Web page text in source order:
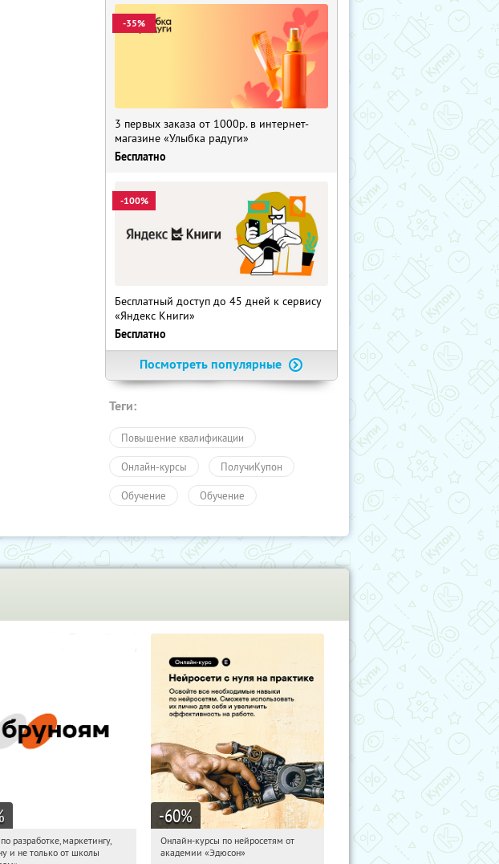
-35%
3 первых заказа от 1000р. в интернет-
магазине «Улыбка радуги»
Бесплатно
-100%
Бесплатный доступ до 45 дней к сервису
«Яндекс Книги»
Бесплатно
Посмотреть популярные
Теги:
Повышение квалификации
Онлайн-курсы ПолучиКупон
Обучение Обучение
Получи первым!
разработке, маркетингу,
и не только от школы
-60%
21:36:19 Получили:
Онлайн-курсы по нейросетям от
академии «Эдюсон»